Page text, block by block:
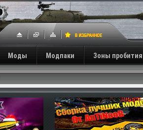
Моды Модпаки Зоны пробития